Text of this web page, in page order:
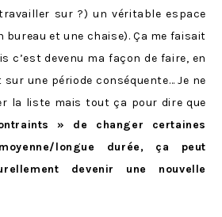
sur ?) un véritable espace
bureau et une chaise). Ça me faisait
c’est devenu ma façon de faire, en
une période conséquente… Je ne
la liste mais tout ça pour dire que
» de changer certaines
longue durée, ça peut
devenir une nouvelle